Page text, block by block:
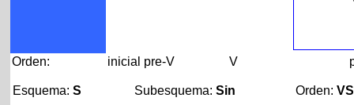
Orden: inicial pre-V V
Esquema: S Subesquema:Sin Orden:VS